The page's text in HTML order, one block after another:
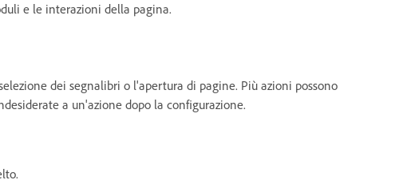
e le interazioni della pagina.
dei segnalibri o l'apertura di pagine. Più azioni possono
a un'azione dopo la configurazione.